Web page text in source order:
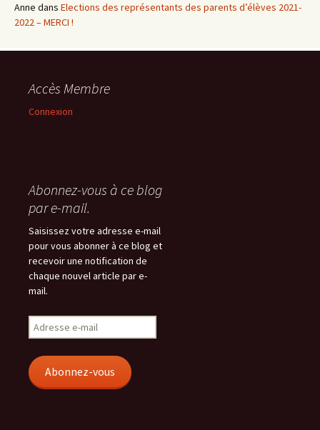
Anne dans Elections des représentants des parents d’élèves 2021-
2022 – MERCI !
Accès Membre
Connexion
Abonnez-vous à ce blog
par e-mail.
Saisissez votre adresse e-mail
pour vous abonner à ce blog et
recevoir une notification de
chaque nouvel article par e-
mail.
Adresse
e-
Abonnez-vous